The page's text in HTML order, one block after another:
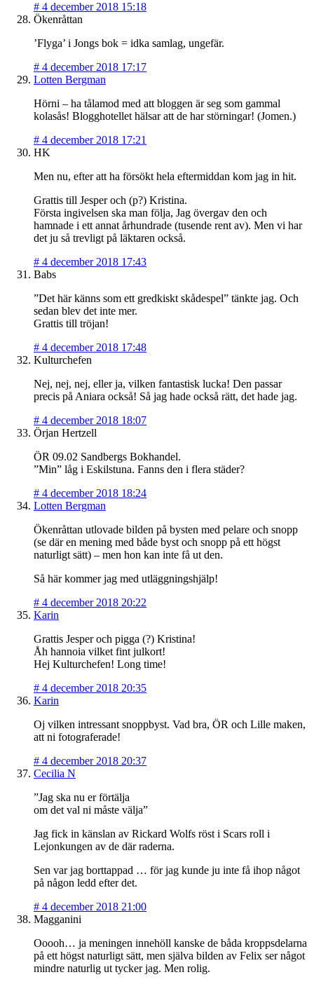
# 4 december 2018 15:18
Ökenråttan
’Flyga’ i Jongs bok = idka samlag, ungefär.
# 4 december 2018 17:17
Lotten Bergman
Hörni – ha tålamod med att bloggen är seg som gammal
kolasås! Blogghotellet hälsar att de har störningar! (Jomen.)
# 4 december 2018 17:21
HK
Men nu, efter att ha försökt hela eftermiddan kom jag in hit.
Grattis till Jesper och (p?) Kristina.
Första ingivelsen ska man följa, Jag övergav den och
hamnade i ett annat århundrade (tusende rent av). Men vi har
det ju så trevligt på läktaren också.
# 4 december 2018 17:43
Babs
”Det här känns som ett gredkiskt skådespel” tänkte jag. Och
sedan blev det inte mer.
Grattis till tröjan!
# 4 december 2018 17:48
Kulturchefen
Nej, nej, nej, eller ja, vilken fantastisk lucka! Den passar
precis på Aniara också! Så jag hade också rätt, det hade jag.
# 4 december 2018 18:07
Örjan Hertzell
ÖR 09.02 Sandbergs Bokhandel.
”Min” låg i Eskilstuna. Fanns den i flera städer?
# 4 december 2018 18:24
Lotten Bergman
Ökenråttan utlovade bilden på bysten med pelare och snopp
(se där en mening med både byst och snopp på ett högst
naturligt sätt) – men hon kan inte få ut den.
Så här kommer jag med utläggningshjälp!
# 4 december 2018 20:22
Karin
Grattis Jesper och pigga (?) Kristina!
Åh hannoia vilket fint julkort!
Hej Kulturchefen! Long time!
# 4 december 2018 20:35
Karin
Oj vilken intressant snoppbyst. Vad bra, ÖR och Lille maken,
att ni fotograferade!
# 4 december 2018 20:37
Cecilia N
”Jag ska nu er förtälja
om det val ni måste välja”
Jag fick in känslan av Rickard Wolfs röst i Scars roll i
Lejonkungen av de där raderna.
Sen var jag borttappad … för jag kunde ju inte få ihop något
på någon ledd efter det.
# 4 december 2018 21:00
Magganini
Ooooh… ja meningen innehöll kanske de båda kroppsdelarna
på ett högst naturligt sätt, men själva bilden av Felix ser något
mindre naturlig ut tycker jag. Men rolig.